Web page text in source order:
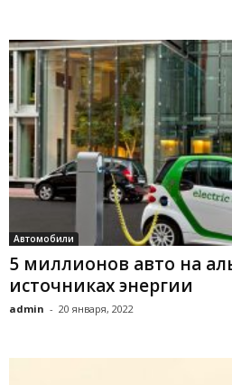
Автомобили
5 миллионов авто на
источниках энергии
admin - 20 января, 2022